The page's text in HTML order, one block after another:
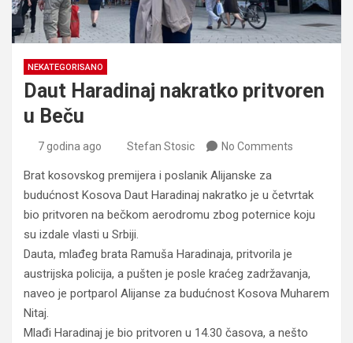
NEKATEGORISANO
Daut Haradinaj nakratko pritvoren
u Beču
7 godina ago Stefan Stosic No Comments
Brat kosovskog premijera i poslanik Alijanske za
budućnost Kosova Daut Haradinaj nakratko je u četvrtak
bio pritvoren na bečkom aerodromu zbog poternice koju
su izdale vlasti u Srbiji.
Dauta, mlađeg brata Ramuša Haradinaja, pritvorila je
austrijska policija, a pušten je posle kraćeg zadržavanja,
naveo je portparol Alijanse za budućnost Kosova Muharem
Nitaj.
Mlađi Haradinaj je bio pritvoren u 14.30 časova, a nešto